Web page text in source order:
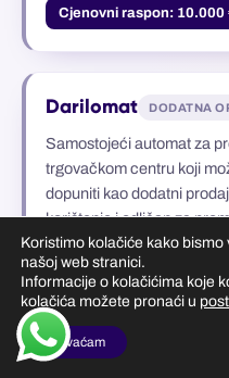
Cjenovni raspon: 10.000
Darilomat DODATNA
Samostojeći automat za
trgovačkom centru koji
dopuniti kao dodatni
korištenje i odličan za
Automatizirana kupnja
karticama.
Izbor među više
Dostava i postavljanje
Koristimo kolačiće kako
našoj web stranici.
Informacije o kolačićima koje
kolačića možete pronaći u
Prihvaćam